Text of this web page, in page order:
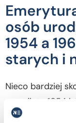
osób
1954 a
starych i
Nieco bardziej
rocznik to 1954
Twoją